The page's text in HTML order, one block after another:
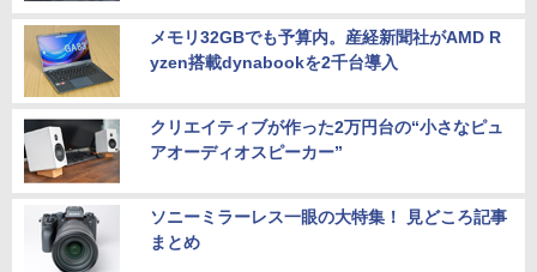
メモリ32GBでも予算内。産経新聞社がAMD R
yzen搭載dynabookを2千台導入
クリエイティブが作った2万円台の“小さなピュ
アオーディオスピーカー”
ソニーミラーレス一眼の大特集！ 見どころ記事
まとめ